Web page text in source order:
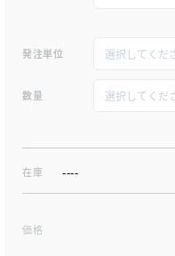
発注単位
数量
在庫 ----
価格